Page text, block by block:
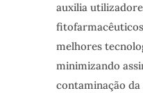
auxilia
melhores
minimizando
contaminação da